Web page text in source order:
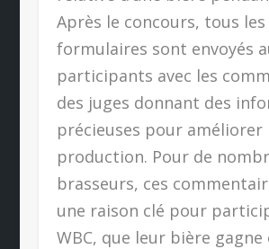
Après le concours, tous les
formulaires sont envoyés
participants avec les
des juges donnant des
précieuses pour améliorer
production. Pour de
brasseurs, ces
une raison clé pour
WBC, que leur bière gagne